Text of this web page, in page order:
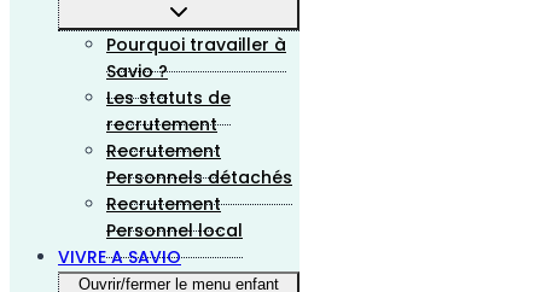
Pourquoi travailler à
Savio ?
Les statuts de
recrutement
Recrutement
Personnels détachés
Recrutement
Personnel local
VIVRE A SAVIO
Ouvrir/fermer le menu enfant